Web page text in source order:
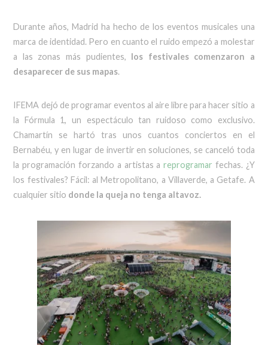
Durante años, Madrid ha hecho de los eventos musicales una
marca de identidad. Pero en cuanto el ruido empezó a molestar
a las zonas más pudientes, los festivales comenzaron a
desaparecer de sus mapas.
IFEMA dejó de programar eventos al aire libre para hacer sitio a
la Fórmula 1, un espectáculo tan ruidoso como exclusivo.
Chamartín se hartó tras unos cuantos conciertos en el
Bernabéu, y en lugar de invertir en soluciones, se canceló toda
la programación forzando a artistas areprogramar fechas. ¿Y
los festivales? Fácil: al Metropolitano, a Villaverde, a Getafe. A
cualquier sitio donde la queja no tenga altavoz.